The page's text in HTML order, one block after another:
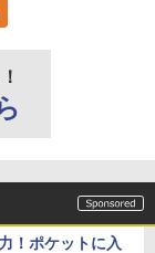
！ポケットに入